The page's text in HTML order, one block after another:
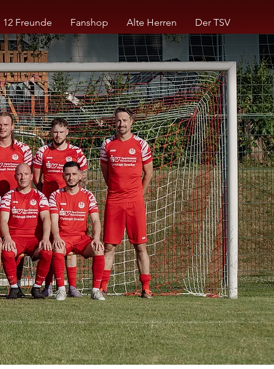
12 Freunde Fanshop Alte Herren Der TSV